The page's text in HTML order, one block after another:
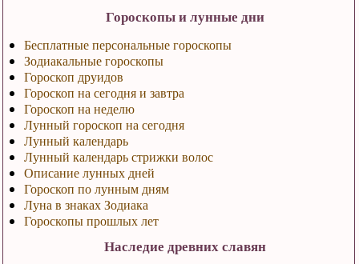
Гороскопы и лунные дни
Бесплатные персональные гороскопы
Зодиакальные гороскопы
Гороскоп друидов
Гороскоп на сегодня и завтра
Гороскоп на неделю
Лунный гороскоп на сегодня
Лунный календарь
Лунный календарь стрижки волос
Описание лунных дней
Гороскоп по лунным дням
Луна в знаках Зодиака
Гороскопы прошлых лет
Наследие древних славян